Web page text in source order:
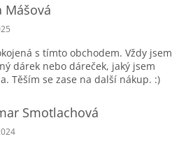
Mášová
obchodu je 5 z 5 hvězdiček.
s tímto obchodem. Vždy jsem
dárek nebo dáreček, jaký jsem
Těším se zase na další nákup. :)
Smotlachová
obchodu je 5 z 5 hvězdiček.